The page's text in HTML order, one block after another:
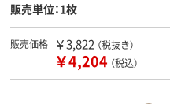
販売単位：1枚
販売価格 ￥3,822 （税抜き）
￥4,204 （税込）